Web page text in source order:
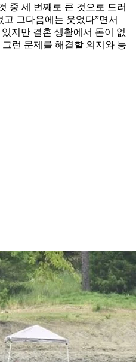
중 세 번째로 큰 것으로 드러
그다음에는 웃었다”면서
지만 결혼 생활에서 돈이 없
런 문제를 해결할 의지와 능